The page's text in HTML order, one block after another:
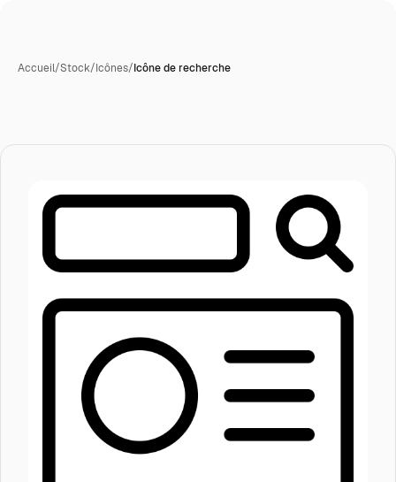
Accueil/Stock/Icônes/Icône de recherche